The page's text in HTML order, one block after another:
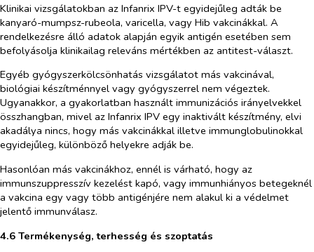
Klinikai vizsgálatokban az Infanrix IPV-t egyidejűleg adták be
kanyaró-mumpsz-rubeola, varicella, vagy Hib vakcinákkal. A
rendelkezésre álló adatok alapján egyik antigén esetében sem
befolyásolja klinikailag releváns mértékben az antitest-választ.
Egyéb gyógyszerkölcsönhatás vizsgálatot más vakcinával,
biológiai készítménnyel vagy gyógyszerrel nem végeztek.
Ugyanakkor, a gyakorlatban használt immunizációs irányelvekkel
összhangban, mivel az Infanrix IPV egy inaktivált készítmény, elvi
akadálya nincs, hogy más vakcinákkal illetve immunglobulinokkal
egyidejűleg, különböző helyekre adják be.
Hasonlóan más vakcinákhoz, ennél is várható, hogy az
immunszuppresszív kezelést kapó, vagy immunhiányos betegeknél
a vakcina egy vagy több antigénjére nem alakul ki a védelmet
jelentő immunválasz.
4.6 Termékenység, terhesség és szoptatás